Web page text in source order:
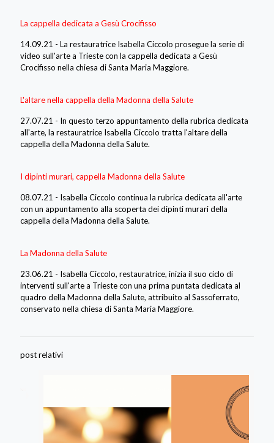
La cappella dedicata a Gesù Crocifisso
14.09.21 - La restauratrice Isabella Ciccolo prosegue la serie di
video sull'arte a Trieste con la cappella dedicata a Gesù
Crocifisso nella chiesa di Santa Maria Maggiore.
L'altare nella cappella della Madonna della Salute
27.07.21 - In questo terzo appuntamento della rubrica dedicata
all'arte, la restauratrice Isabella Ciccolo tratta l'altare della
cappella della Madonna della Salute.
I dipinti murari, cappella Madonna della Salute
08.07.21 - Isabella Ciccolo continua la rubrica dedicata all'arte
con un appuntamento alla scoperta dei dipinti murari della
cappella della Madonna della Salute.
La Madonna della Salute
23.06.21 - Isabella Ciccolo, restauratrice, inizia il suo ciclo di
interventi sull'arte a Trieste con una prima puntata dedicata al
quadro della Madonna della Salute, attribuito al Sassoferrato,
conservato nella chiesa di Santa Maria Maggiore.
post relativi